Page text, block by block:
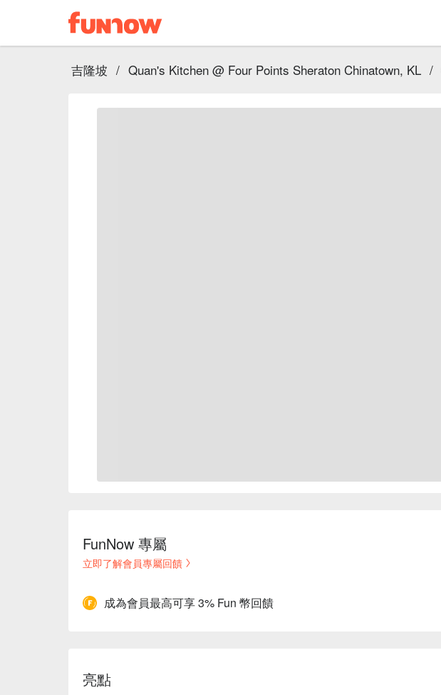
吉隆坡 / Quan's Kitchen @ Four Points Sheraton Chinatown, KL /
FunNow 專屬
立即了解會員專屬回饋
成為會員最高可享 3% Fun 幣回饋
亮點